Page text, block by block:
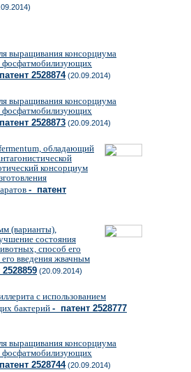
выращивания консорциума
2528874(20.09.2014)
выращивания консорциума
2528873 (20.09.2014)
обладающий
консорциум
- патент
(варианты),
состояния
способ его
введения жвачным
(20.09.2014)
с использованием
бактерий - патент 2528777
выращивания консорциума
2528744(20.09.2014)